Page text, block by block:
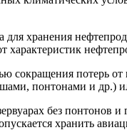
для хранения
характеристик
сокра­щения потерь
понтонами и др.)
без понтонов
хранить